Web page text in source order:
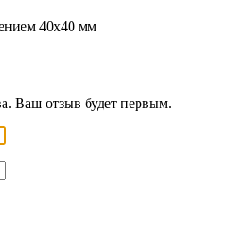
40х40 мм
Ваш отзыв будет первым.